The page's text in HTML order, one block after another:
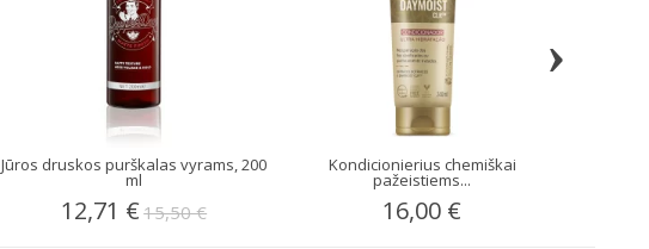
Jūros druskos purškalas vyrams, 200
ml
12,71 € 15,50 €
Kondicionierius chemiškai
pažeistiems...
16,00 €
›